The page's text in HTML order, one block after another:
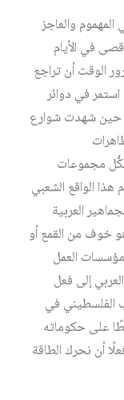
والعاجز
في الأيام
الوقت أن تراجع
استمر في دوائر
حين شهدت شوارع
مجموعات
الواقع الشعبي
العربية
خوف من القمع أو
العمل
إلى فعل
الفلسطيني في
على حكوماته
أن نحرك الطاقة